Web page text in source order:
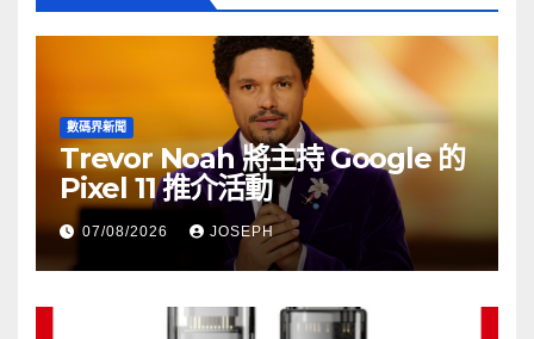
數碼界新聞
Trevor Noah 將主持 Google 的
Pixel 11 推介活動
07/08/2026 JOSEPH